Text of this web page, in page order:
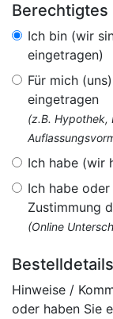
Berechtigtes
Ich bin (wir
eingetragen)
Für mich
eingetragen
(z.B. Hypothek,
Ich habe (wir
Ich habe
Zustimmung
(Online
Bestelldetails
Hinweise /
oder haben Sie